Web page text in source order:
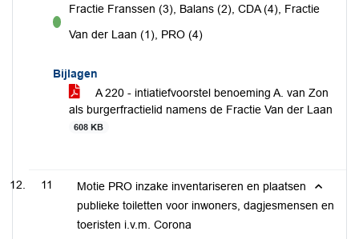
voor
Fractie Franssen (3), Balans (2), CDA (4), Fractie
Van der Laan (1), PRO (4)
Bijlagen
A 220 - intiatiefvoorstel benoeming A. van Zon
als burgerfractielid namens de Fractie Van der Laan
608 KB
11
Motie PRO inzake inventariseren en plaatsen
publieke toiletten voor inwoners, dagjesmensen en
toeristen i.v.m. Corona